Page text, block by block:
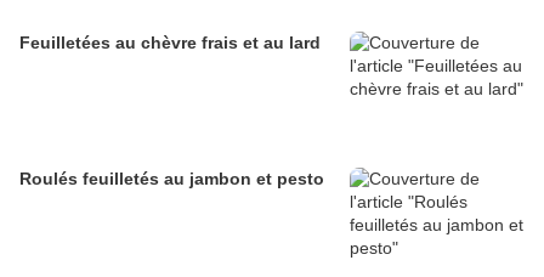
Feuilletées au chèvre frais et au lard
Roulés feuilletés au jambon et pesto